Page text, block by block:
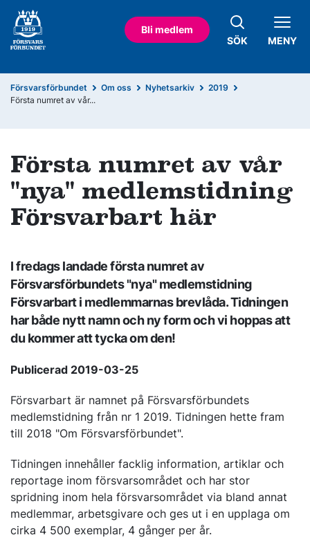
Bli medlem
SÖK
MENY
Försvarsförbundet Om oss Nyhetsarkiv
2019
Första numret av vår...
Första numret av vår
"nya" medlemstidning
Försvarbart här
I fredags landade första numret av
Försvarsförbundets "nya" medlemstidning
Försvarbart i medlemmarnas brevlåda. Tidningen
har både nytt namn och ny form och vi hoppas att
du kommer att tycka om den!
Publicerad 2019-03-25
Försvarbart är namnet på Försvarsförbundets
medlemstidning från nr 1 2019. Tidningen hette fram
till 2018 "Om Försvarsförbundet".
Tidningen innehåller facklig information, artiklar och
reportage inom försvarsområdet och har stor
spridning inom hela försvarsområdet via bland annat
medlemmar, arbetsgivare och ges ut i en upplaga om
cirka 4 500 exemplar, 4 gånger per år.